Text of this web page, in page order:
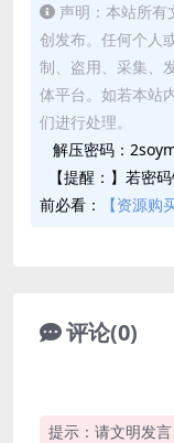
声明：本站所有
创发布。任何个人
制、盗用、采集、
体平台。如若本站
们进行处理。
解压密码：
【提醒：】若密
前必看：
【资源购
评论(0)
提示：请文明发言